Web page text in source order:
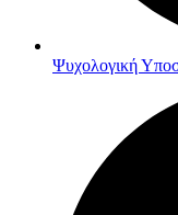
Ψυχολογική